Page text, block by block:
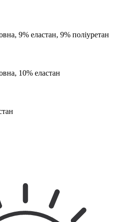
9% еластан, 9% поліуретан
10% еластан